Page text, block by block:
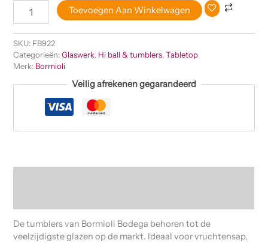
Toevoegen Aan Winkelwagen
SKU: FB922
Categorieën:Glaswerk, Hi ball & tumblers,Tabletop
Merk: Bormioli
Veilig afrekenen gegarandeerd
De tumblers van Bormioli Bodega behoren tot de
veelzijdigste glazen op de markt. Ideaal voor vruchtensap,